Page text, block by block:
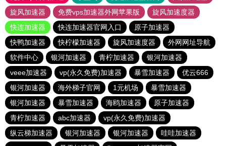
旋风加速器
免费vps加速器外网苹果版
旋风加速度器
快连加速器
快连加速器官网入口
原子加速器
快鸭加速器
快柠檬加速器 旋风加速度器
外网网址导航
软件中心
银河加速器 青柠加速器
银河加速器
veee加速器
vp(永久免费)加速器 暴雪加速器
优云666
银河加速器
海外梯子官网 1元机场
暴雪加速器
银河加速器
暴雪加速器 海鸥加速器
原子加速器
青柠加速器
abc加速器
vp(永久免费)加速器
纵云梯加速器
银河加速器 银河加速器
哇哇加速器